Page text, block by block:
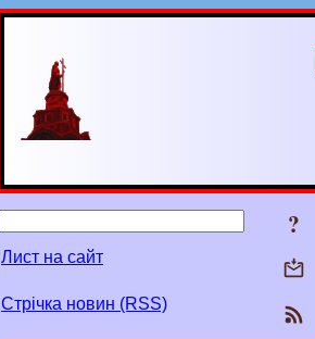
?
Лист на сайт
Стрічка новин (RSS)